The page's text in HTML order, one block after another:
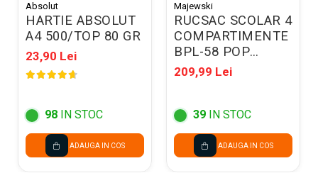
Absolut
HARTIE ABSOLUT
A4 500/TOP 80 GR
23,90 Lei
98 IN STOC
ADAUGA IN COS
Majewski
RUCSAC SCOLAR 4
COMPARTIMENTE
BPL-58 POP
DEMON HUNTERS
VIOLET 304767
209,99 Lei
39 IN STOC
ADAUGA IN COS